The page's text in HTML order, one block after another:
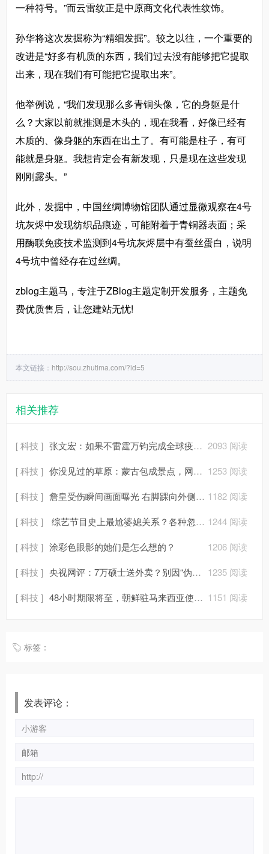
一种符号。”而云雷纹正是中原商文化代表性纹饰。
孙华将这次发掘称为“精细发掘”。较之以往，一个重要的
改进是“好多有机质的东西，我们过去没有能够把它提取
出来，现在我们有可能把它提取出来”。
他举例说，“我们发现那么多青铜头像，它的身躯是什
么？大家以前就推测是木头的，现在我看，好像已经有
木质的、像身躯的东西在出土了。有可能是柱子，有可
能就是身躯。我想肯定会有新发现，只是现在这些发现
刚刚露头。”
此外，发掘中，中国丝绸博物馆团队通过显微观察在4号
坑灰烬中发现纺织品痕迹，可能附着于青铜器表面；采
用酶联免疫技术监测到4号坑灰烬层中有蚕丝蛋白，说明
4号坑中曾经存在过丝绸。
zblog主题马，专注于ZBlog主题定制开发服务，主题免
费优质售后，让您建站无忧!
本文链接： http://sou.zhutima.com/?id=5
相关推荐
2093 阅读
[ 科技 ] 张文宏：如果不雷霆万钧完成全球疫苗接种，新冠将永远存在
1253 阅读
[ 科技 ] 你没见过的草原：蒙古包成景点，网络神曲响起
1182 阅读
[ 科技 ] 詹皇受伤瞬间画面曝光 右脚踝向外侧翻转近70度
1244 阅读
[ 科技 ]
综艺节目史上最尬婆媳关系？各种忽视＋嫌弃
1206 阅读
[ 科技 ] 涂彩色眼影的她们是怎么想的？
1235 阅读
[ 科技 ] 央视网评：7万硕士送外卖？别因“伪焦虑”而瞎焦虑
1151 阅读
[ 科技 ] 48小时期限将至，朝鲜驻马来西亚使馆人员准备离境
标签：
发表评论：